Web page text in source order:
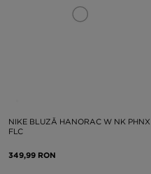
NIKE BLUZĂ HANORAC W NK PHNX
FLC
349,99 RON